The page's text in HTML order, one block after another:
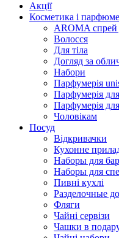
Акції
Косметика і
AROMA спрей
Волосся
Для тіла
Догляд за
Набори
Парфумерія
Парфумерія
Парфумерія для
Чоловікам
Посуд
Відкривачки
Кухонне
Наборы для
Наборы для
Пивні кухлі
Разделочные
Фляги
Чайні сервізи
Чашки в